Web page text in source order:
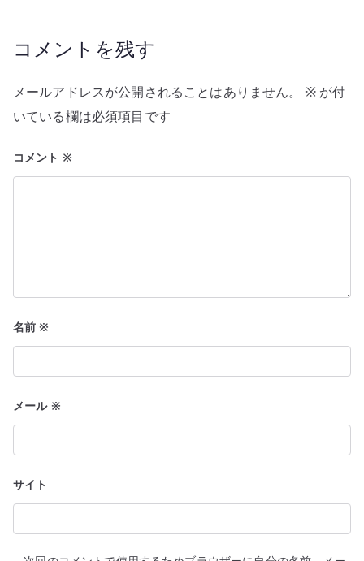
ー
シ
ョ
ン
コメントを残す
メールアドレスが公開されることはありません。 ※が付
いている欄は必須項目です
コメント ※
名前※
メール ※
サイト